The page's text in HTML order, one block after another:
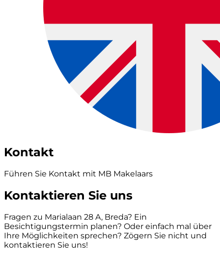
Kontakt
Führen Sie Kontakt mit MB Makelaars
Kontaktieren Sie uns
Fragen zu Marialaan 28 A, Breda? Ein
Besichtigungstermin planen? Oder einfach mal über
Ihre Möglichkeiten sprechen? Zögern Sie nicht und
kontaktieren Sie uns!